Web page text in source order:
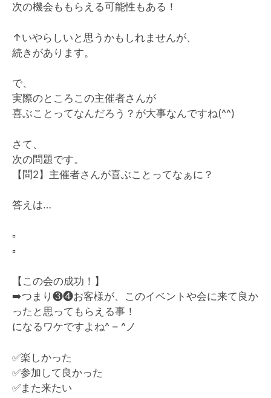
次の機会ももらえる可能性もある！
↑いやらしいと思うかもしれませんが、
続きがあります。
で、
実際のところこの主催者さんが
喜ぶことってなんだろう？が大事なんですね(^^)
さて、
次の問題です。
【問2】主催者さんが喜ぶことってなぁに？
答えは…
▫️
▫️
【この会の成功！】
➡️つまり❸❹お客様が、このイベントや会に来て良か
ったと思ってもらえる事！
になるワケですよね^ – ^ノ
✅楽しかった
✅参加して良かった
✅ また来たい